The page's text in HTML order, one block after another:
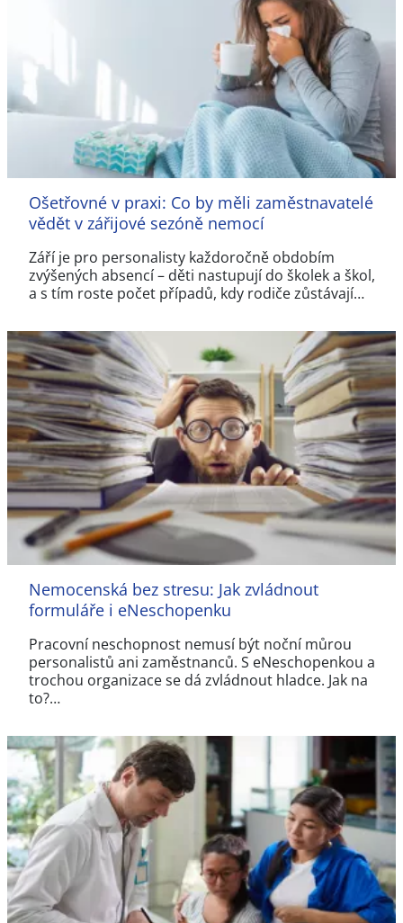
Ošetřovné v praxi: Co by měli zaměstnavatelé
vědět v zářijové sezóně nemocí
Září je pro personalisty každoročně obdobím
zvýšených absencí – děti nastupují do školek a škol,
a s tím roste počet případů, kdy rodiče zůstávají…
Nemocenská bez stresu: Jak zvládnout
formuláře i eNeschopenku
Pracovní neschopnost nemusí být noční můrou
personalistů ani zaměstnanců. S eNeschopenkou a
trochou organizace se dá zvládnout hladce. Jak na
to?…